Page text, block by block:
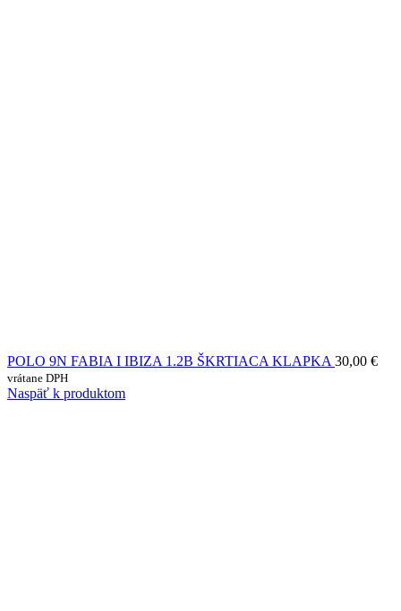
POLO 9N FABIA I IBIZA 1.2B ŠKRTIACA KLAPKA 30,00 €
vrátane DPH
Naspäť k produktom